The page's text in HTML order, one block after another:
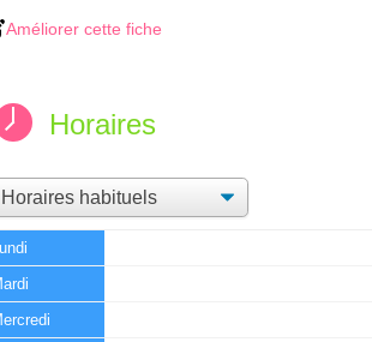
Améliorer cette fiche
Horaires